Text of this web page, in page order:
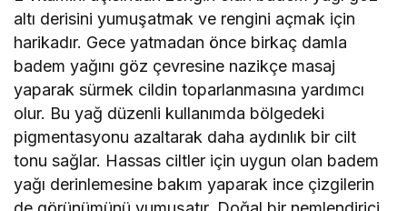
altı derisini yumuşatmak ve rengini açmak için
harikadır. Gece yatmadan önce birkaç damla
badem yağını göz çevresine nazikçe masaj
yaparak sürmek cildin toparlanmasına yardımcı
olur. Bu yağ düzenli kullanımda bölgedeki
pigmentasyonu azaltarak daha aydınlık bir cilt
tonu sağlar. Hassas ciltler için uygun olan badem
yağı derinlemesine bakım yaparak ince çizgilerin